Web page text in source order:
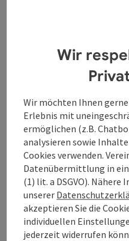
Kontakt
Öffnungszeiten
Anreise/Lage
Ausstattung
Preise
Wir
Wir möchten Ihnen
Erlebnis mit
ermöglichen (z.B.
analysieren sowie
Cookies verwenden.
Datenübermittlung in
(1) lit. a DSGVO).
unserer
akzeptieren Sie die
individuellen
jederzeit widerrufen